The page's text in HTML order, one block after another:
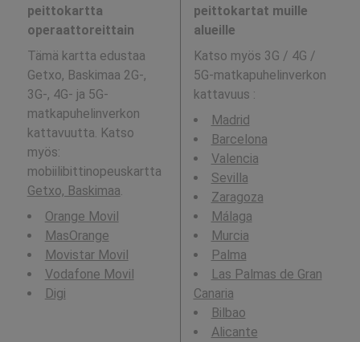
peittokartta
operaattoreittain
Tämä kartta edustaa
Getxo, Baskimaa 2G-,
3G-, 4G- ja 5G-
matkapuhelinverkon
kattavuutta. Katso
myös:
mobiilibittinopeuskartta
Getxo, Baskimaa
Orange Movil
MasOrange
Movistar Movil
Vodafone Movil
Digi
peittokartat muille
alueille
Katso myös 3G / 4G /
5G-matkapuhelinverkon
kattavuus :
Madrid
Barcelona
Valencia
Sevilla
Zaragoza
Málaga
Murcia
Palma
Las Palmas de Gran
Canaria
Bilbao
Alicante